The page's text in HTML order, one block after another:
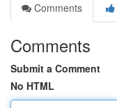
Comments
Comments
Submit a Comment
No HTML